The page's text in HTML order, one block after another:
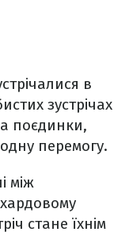
в
зустрічах
поєдинки,
перемогу.
між
стане їхнім